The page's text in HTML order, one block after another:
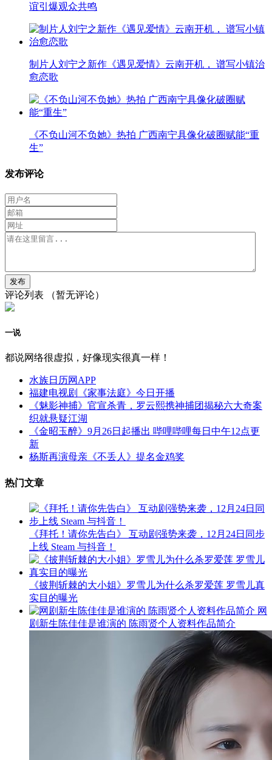
谊引爆观众共鸣
制片人刘宁之新作《遇见爱情》云南开机， 谱写小镇治
愈恋歌
《不负山河不负她》热拍 广西南宁具像化破圈赋能“重
生”
发布评论
评论列表 （暂无评论）
一说
都说网络很虚拟，好像现实很真一样！
水族日历网APP
福建电视剧《家事法庭》今日开播
《魅影神捕》官宣杀青，罗云熙携神捕团揭秘六大奇案
织就悬疑江湖
《金昭玉醉》9月26日起播出 哔哩哔哩每日中午12点更
新
杨斯再演母亲《不丢人》提名金鸡奖
热门文章
《拜托！请你先告白》 互动剧强势来袭，12月24日同步
上线 Steam 与抖音！
《披荆斩棘的大小姐》罗雪儿为什么杀罗爱莲 罗雪儿真
实目的曝光
网
剧新生陈佳佳是谁演的 陈雨贤个人资料作品简介